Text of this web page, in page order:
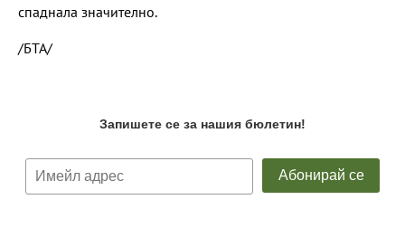
спаднала значително.
/БТА/